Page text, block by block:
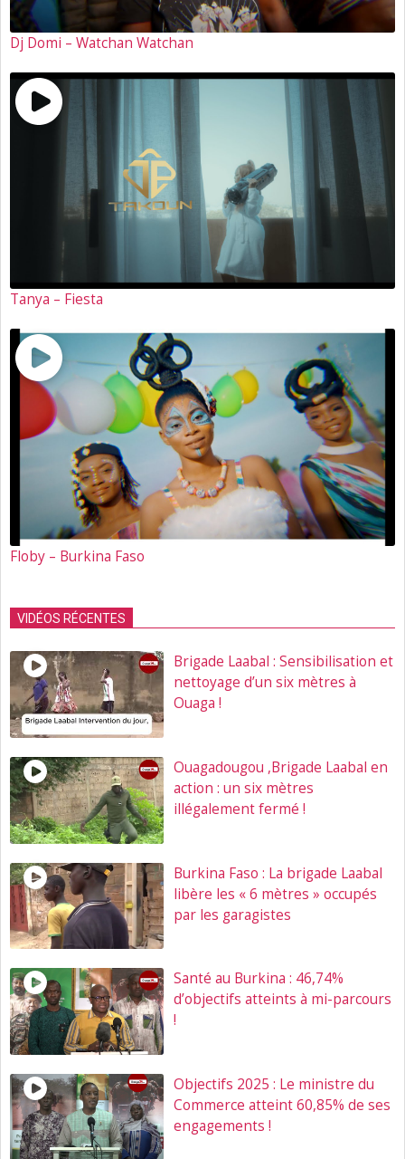
Dj Domi – Watchan Watchan
Tanya – Fiesta
Floby – Burkina Faso
VIDÉOS RÉCENTES
Brigade Laabal : Sensibilisation et
nettoyage d’un six mètres à
Ouaga !
Ouagadougou ,Brigade Laabal en
action : un six mètres
illégalement fermé !
Burkina Faso : La brigade Laabal
libère les « 6 mètres » occupés
par les garagistes
Santé au Burkina : 46,74%
d’objectifs atteints à mi-parcours
!
Objectifs 2025 : Le ministre du
Commerce atteint 60,85% de ses
engagements !